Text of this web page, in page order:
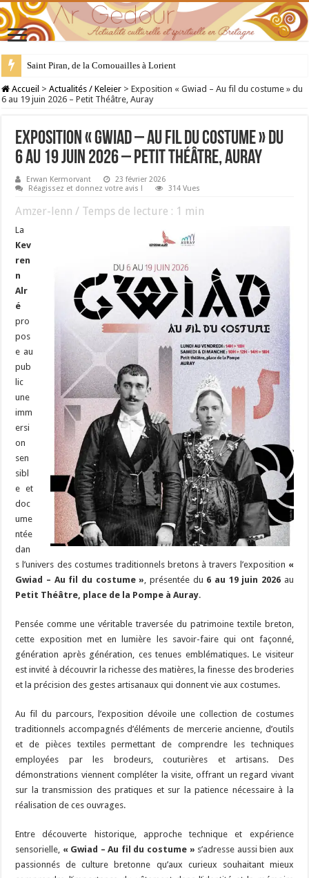
Saint Piran, de la Cornouailles à Lorient
28 juillet : Saint Samson de Dol, père de la Bretagne chrétienne
Accueil > Actualités / Keleier > Exposition « Gwiad – Au fil du costume » du
6 au 19 juin 2026 – Petit Théâtre, Auray
Exposition « Gwiad – Au fil du costume » du
6 au 19 juin 2026 – Petit Théâtre, Auray
Erwan Kermorvant
23 février 2026
Réagissez et donnez votre avis !
314 Vues
Amzer-lenn / Temps de lecture : 1 min
La
Kev
ren
n
Alr
é
pro
pos
e au
pub
lic
une
imm
ersi
on
sen
sibl
e et
doc
ume
ntée
dan
s l’univers des costumes traditionnels bretons à travers l’exposition «
Gwiad – Au fil du costume » , présentée du 6 au 19 juin 2026 au
Petit Théâtre, place de la Pompe à Auray.
Pensée comme une véritable traversée du patrimoine textile breton,
cette exposition met en lumière les savoir-faire qui ont façonné,
génération après génération, ces tenues emblématiques. Le visiteur
est invité à découvrir la richesse des matières, la finesse des broderies
et la précision des gestes artisanaux qui donnent vie aux costumes.
Au fil du parcours, l’exposition dévoile une collection de costumes
traditionnels accompagnés d’éléments de mercerie ancienne, d’outils
et de pièces textiles permettant de comprendre les techniques
employées par les brodeurs, couturières et artisans. Des
démonstrations viennent compléter la visite, offrant un regard vivant
sur la transmission des pratiques et sur la patience nécessaire à la
réalisation de ces ouvrages.
Entre découverte historique, approche technique et expérience
sensorielle, « Gwiad – Au fil du costume » s’adresse aussi bien aux
passionnés de culture bretonne qu’aux curieux souhaitant mieux